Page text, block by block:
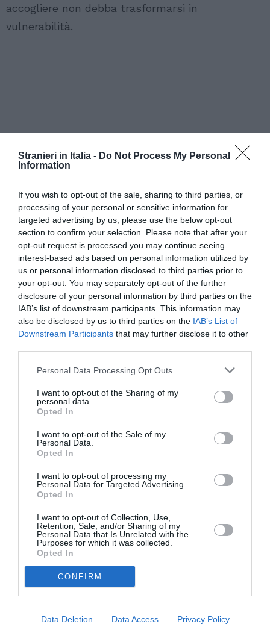
Stranieri in Italia - Do Not Process My Personal
Information
If you wish to opt-out of the sale, sharing to third parties, or
processing of your personal or sensitive information for
targeted advertising by us, please use the below opt-out
section to confirm your selection. Please note that after your
opt-out request is processed you may continue seeing
interest-based ads based on personal information utilized by
us or personal information disclosed to third parties prior to
your opt-out. You may separately opt-out of the further
disclosure of your personal information by third parties on the
IAB’s list of downstream participants. This information may
also be disclosed by us to third parties on the IAB’s List of
Downstream Participants that may further disclose it to other
Personal Data Processing Opt Outs
I want to opt-out of the Sharing of my
personal data.
Opted In
I want to opt-out of the Sale of my
Personal Data.
Opted In
I want to opt-out of processing my
Personal Data for Targeted Advertising.
Opted In
I want to opt-out of Collection, Use,
Retention, Sale, and/or Sharing of my
Personal Data that Is Unrelated with the
Purposes for which it was collected.
Opted In
CONFIRM
Data Deletion Data Access Privacy Policy
accogliere non debba trasformarsi in
vulnerabilità.
non deve essere abusata in questo
senso”, ha dichiarato Plakolm.
dove diversi governi accusano la Corte europea
dei diritti dell’uomo di
troppo estensivole garanzie individuali,
ostacolando le politiche di rimpatrio o
l’espulsione di stranieri con precedenti penali.
Verso un confronto politico e giuridico
Il tema è già in agenda al prossimo Consiglio